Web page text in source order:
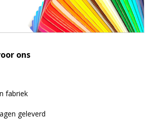
ons
fabriek
geleverd